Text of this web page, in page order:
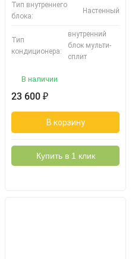
Тип внутреннего
блока:
Настенный
Тип
кондиционера:
внутренний
блок мульти-
сплит
В наличии
23 600 ₽
В корзину
Купить в 1 клик